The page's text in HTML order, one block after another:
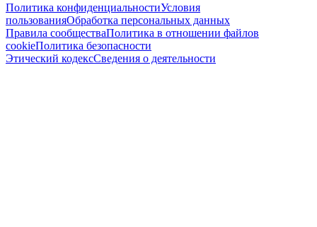
Политика конфиденциальностиУсловия
пользованияОбработка персональных данных
Правила сообществаПолитика в отношении файлов
cookieПолитика безопасности
Этический кодексСведения о деятельности